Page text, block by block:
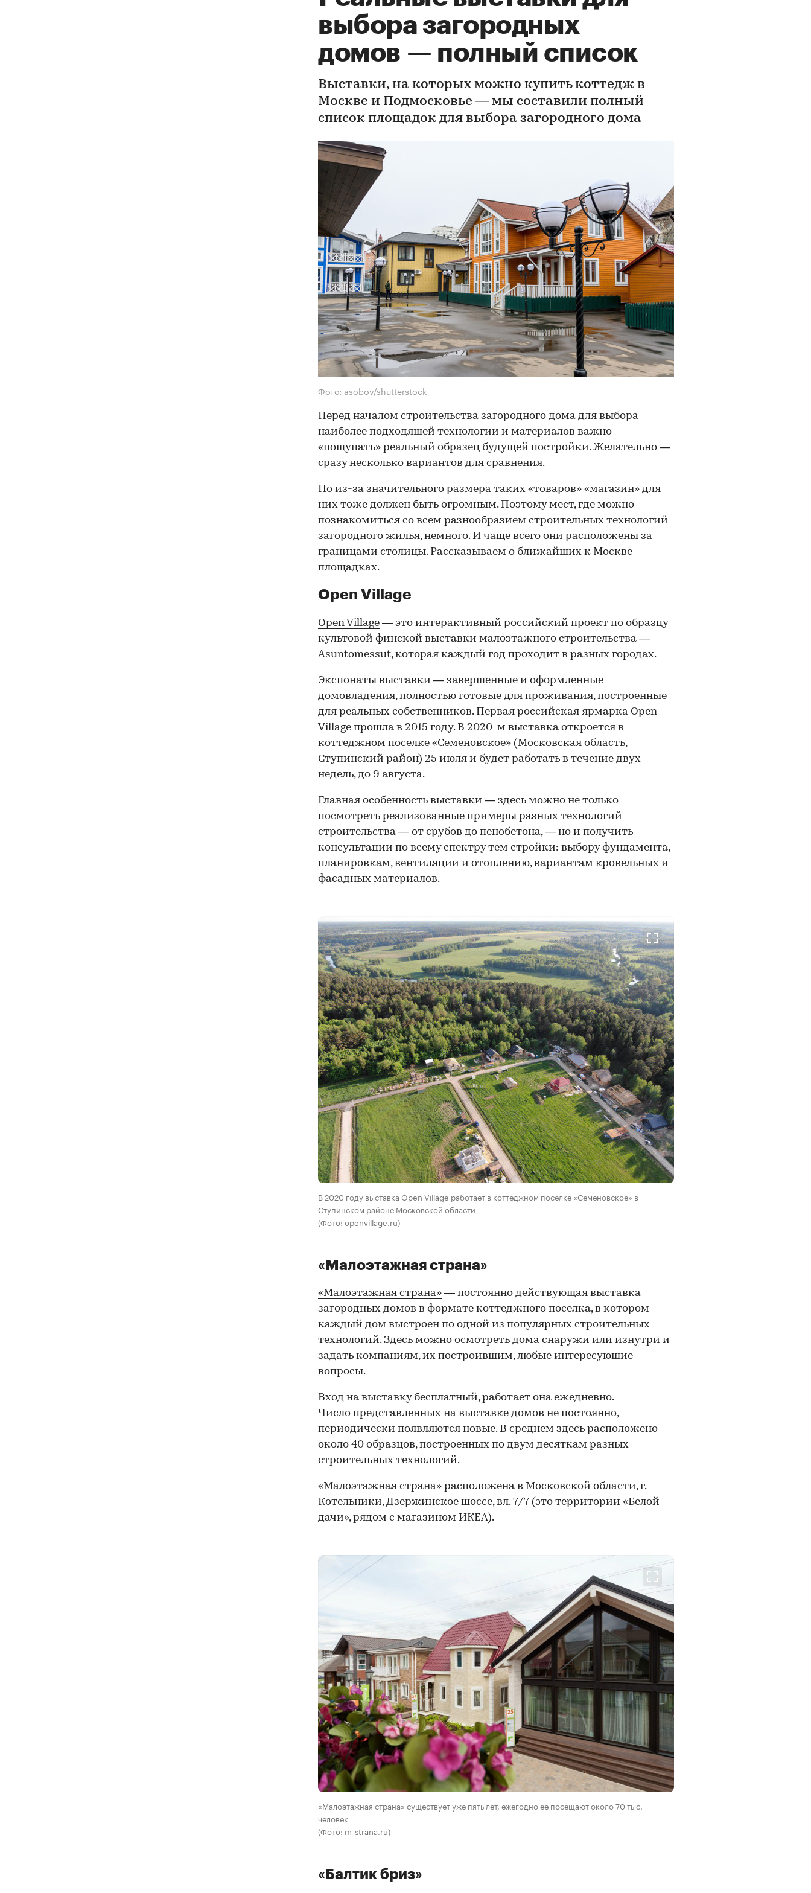
выбора загородных
домов — полный список
Выставки, на которых можно купить коттедж в
Москве и Подмосковье — мы составили полный
список площадок для выбора загородного дома
Фото: asobov/shutterstock
Перед началом строительства загородного дома для выбора
наиболее подходящей технологии и материалов важно
«пощупать» реальный образец будущей постройки. Желательно —
сразу несколько вариантов для сравнения.
Но из-за значительного размера таких «товаров» «магазин» для
них тоже должен быть огромным. Поэтому мест, где можно
познакомиться со всем разнообразием строительных технологий
загородного жилья, немного. И чаще всего они расположены за
границами столицы. Рассказываем о ближайших к Москве
площадках.
Open Village
Open Village — это интерактивный российский проект по образцу
культовой финской выставки малоэтажного строительства —
Asuntomessut, которая каждый год проходит в разных городах.
Экспонаты выставки — завершенные и оформленные
домовладения, полностью готовые для проживания, построенные
для реальных собственников. Первая российская ярмарка Open
Village прошла в 2015 году. В 2020-м выставка откроется в
коттеджном поселке «Семеновское» (Московская область,
Ступинский район) 25 июля и будет работать в течение двух
недель, до 9 августа.
Главная особенность выставки — здесь можно не только
посмотреть реализованные примеры разных технологий
строительства — от срубов до пенобетона, — но и получить
консультации по всему спектру тем стройки: выбору фундамента,
планировкам, вентиляции и отоплению, вариантам кровельных и
фасадных материалов.
В 2020 году выставка Open Village работает в коттеджном поселке «Семеновское» в
Ступинском районе Московской области
(Фото: openvillage.ru)
«Малоэтажная страна»
«Малоэтажная страна» — постоянно действующая выставка
загородных домов в формате коттеджного поселка, в котором
каждый дом выстроен по одной из популярных строительных
технологий. Здесь можно осмотреть дома снаружи или изнутри и
задать компаниям, их построившим, любые интересующие
вопросы.
Вход на выставку бесплатный, работает она ежедневно.
Число представленных на выставке домов не постоянно,
периодически появляются новые. В среднем здесь расположено
около 40 образцов, построенных по двум десяткам разных
строительных технологий.
«Малоэтажная страна» расположена в Московской области, г.
Котельники, Дзержинское шоссе, вл. 7/7 (это территории «Белой
дачи», рядом с магазином ИКЕА).
«Малоэтажная страна» существует уже пять лет, ежегодно ее посещают около 70 тыс.
человек
(Фото: m-strana.ru)
«Балтик бриз»